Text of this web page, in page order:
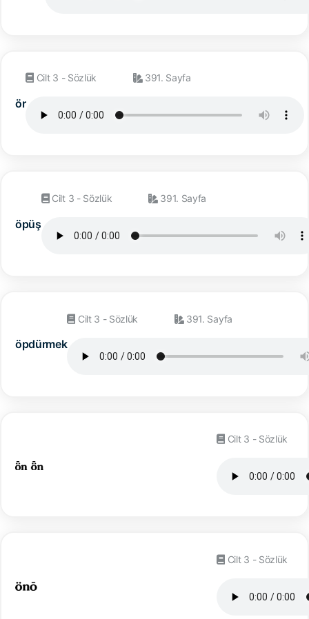
ör
Cilt 3 - Sözlük 391. Sayfa
öpüş
Cilt 3 - Sözlük 391. Sayfa
öpdürmek
Cilt 3 - Sözlük 391. Sayfa
Cilt 3 - Sözlük
Cilt 3 - Sözlük